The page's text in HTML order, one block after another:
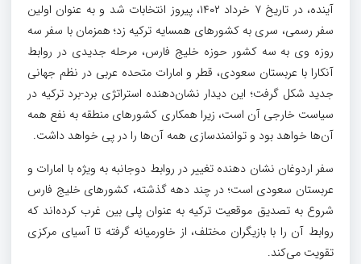
آینده، در تاریخ ۷ خرداد ۱۴۰۲، پیروز انتخابات شد و به عنوان اولین
سفر رسمی، سری به کشورهای همسایه ترکیه زد؛ همزمان با سفر سه
روزه وی به سه کشور حوزه خلیج فارس، مرحله جدیدی در روابط
آنکارا با عربستان سعودی، قطر و امارات متحده عربی در نظم جهانی
جدید شکل گرفت؛ این دیدار نشان‌دهنده استراتژی برد-برد ترکیه در
سیاست خارجی آن است، زیرا همکاری کشورهای منطقه به نفع همه
آن‌ها خواهد بود و توانمندسازی همه آن‌ها را در پی خواهد داشت.
سفر اردوغان نشان دهنده تغییر در روابط دوجانبه به ویژه با امارات و
عربستان سعودی است؛ در چند دهه گذشته، کشورهای خلیج فارس
شروع به تصدیق موقعیت ترکیه به عنوان پلی بین غرب کرده‌اند که
روابط آن را با بازیگران مختلف، از خاورمیانه گرفته تا آسیای مرکزی
تقویت می‌کند.